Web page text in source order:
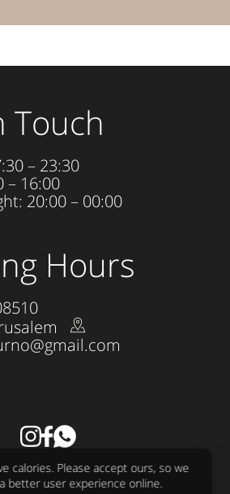
Hours
Touch
– 23:30
– 16:00
20:00 – 00:00
to Nocturno LTD 2025
calories. Please accept ours, so we
better user experience online.